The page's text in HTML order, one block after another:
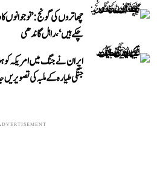
چھاتروں کی گونج:
چکے ہیں‘، راہل گاندھی
ایران نے جنگ میں امریکہ
جنگی طیارہ کے ملبہ کی